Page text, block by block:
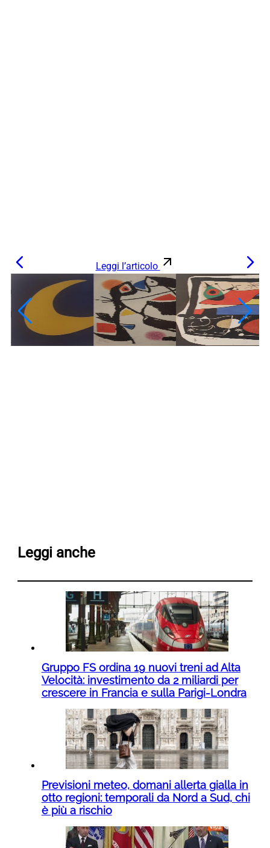
Leggi l’articolo
Leggi anche
Gruppo FS ordina 19 nuovi treni ad Alta
Velocità: investimento da 2 miliardi per
crescere in Francia e sulla Parigi-Londra
Previsioni meteo, domani allerta gialla in
otto regioni: temporali da Nord a Sud, chi
è più a rischio